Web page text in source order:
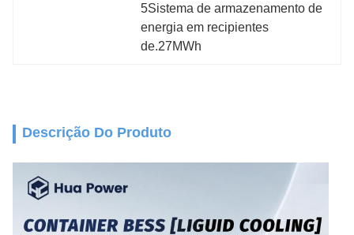
5Sistema de armazenamento de
energia em recipientes
de.27MWh
Descrição Do Produto